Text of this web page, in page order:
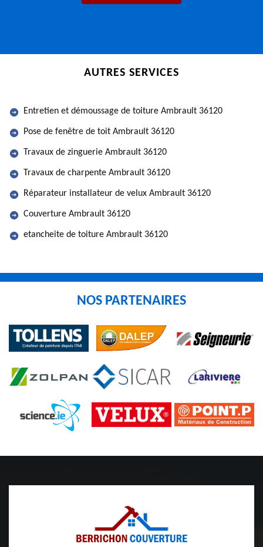
AUTRES SERVICES
Entretien et démoussage de toiture Ambrault 36120
Pose de fenêtre de toit Ambrault 36120
Travaux de zinguerie Ambrault 36120
Travaux de charpente Ambrault 36120
Réparateur installateur de velux Ambrault 36120
Couverture Ambrault 36120
etancheite de toiture Ambrault 36120
NOS PARTENAIRES